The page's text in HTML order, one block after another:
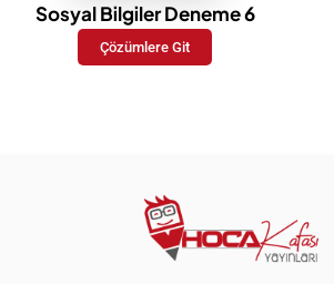
Sosyal Bilgiler Deneme 6
Çözümlere Git